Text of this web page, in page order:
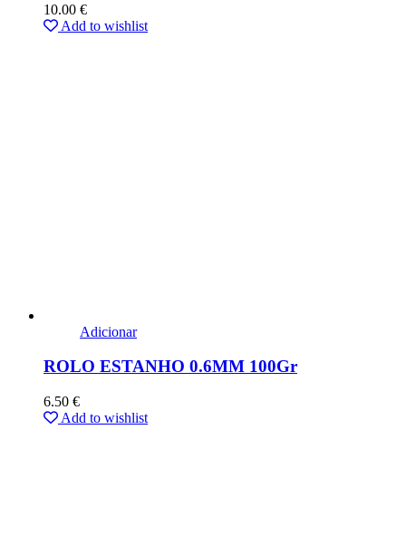
10.00 €
Add to wishlist
Adicionar
ROLO ESTANHO 0.6MM 100Gr
6.50 €
Add to wishlist